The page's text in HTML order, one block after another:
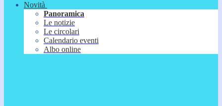
Novità
Panoramica
Le notizie
Le circolari
Calendario eventi
Albo online